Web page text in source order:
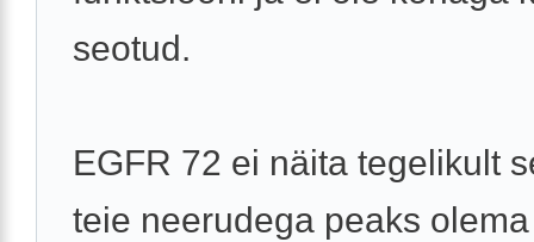
seotud.
EGFR 72 ei näita tegelikult
teie neerudega peaks